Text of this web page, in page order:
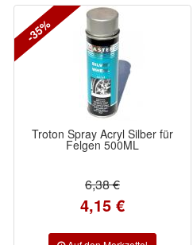
Troton Spray Acryl Silber für
Felgen 500ML
6,38 €
4,15 €
-35%